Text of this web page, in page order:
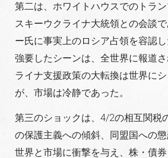
第二は、ホワイトハウスでのトラ
スキーウクライナ大統領との会談
ー氏に事実上のロシア占領を容認
強要したシーンは、全世界に報道
ライナ支援政策の大転換は世界に
が、市場は冷静であった。
第三のショックは、4/2の相互関税
の保護主義への傾斜、同盟国への懲
世界と市場に衝撃を与え、株・債